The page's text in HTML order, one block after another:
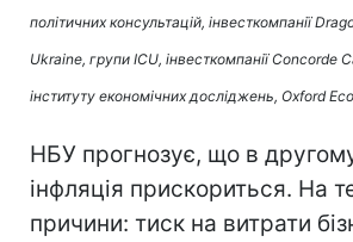
політичних консультацій, інвесткомпанії
Ukraine, групи ICU, інвесткомпанії Concorde
інституту економічних досліджень, Oxford
НБУ прогнозує, що в другому
інфляція прискориться. На
причини: тиск на витрати